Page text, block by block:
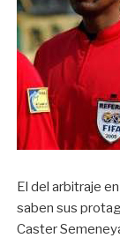
El del arbitraje
saben sus
Caster